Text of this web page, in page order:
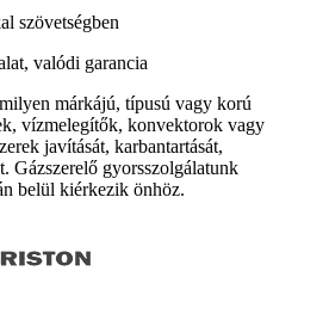
szövetségben
valódi garancia
márkájú, típusú vagy korú
vízmelegítők, konvektorok vagy
javítását, karbantartását,
Gázszerelő gyorsszolgálatunk
belül kiérkezik önhöz.